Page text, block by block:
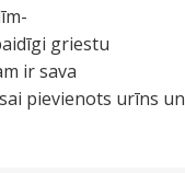
griestu
ir sava
pievienots urīns un